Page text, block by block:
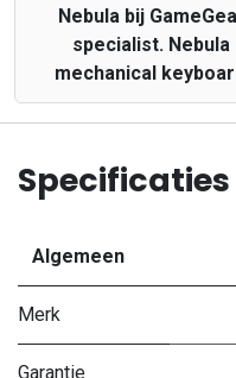
Nebula bij
specialist.
mechanical
Specificaties
Algemeen
Merk
Garantie